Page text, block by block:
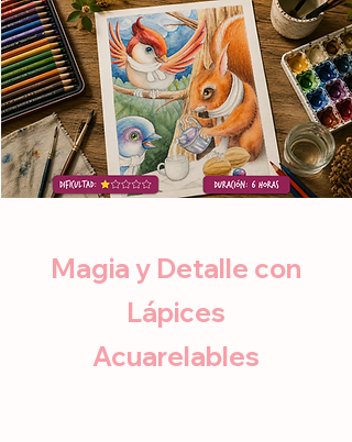
Magia y Detalle con
Lápices
Acuarelables